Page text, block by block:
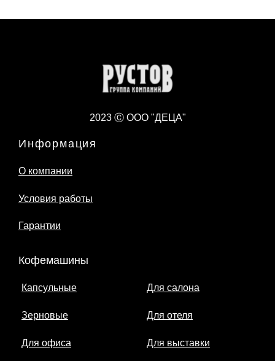
2023 Ⓒ ООО "ДЕЦА"
Информация
О компании
Условия работы
Гарантии
Кофемашины
Капсульные
Зерновые
Для офиса
Для салона
Для отеля
Для выставки